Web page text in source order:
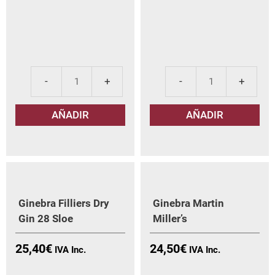
s
AÑADIR AÑADIR
Ginebra Filliers Dry
Gin 28 Sloe
25,40€
Ginebra Martin
Miller’s
24,50€